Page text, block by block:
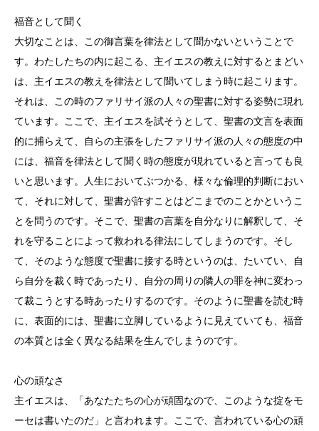
福音として聞く
大切なことは、この御言葉を律法として聞かないということで
す。わたしたちの内に起こる、主イエスの教えに対するとまどい
は、主イエスの教えを律法として聞いてしまう時に起こります。
それは、この時のファリサイ派の人々の聖書に対する姿勢に現れ
ています。ここで、主イエスを試そうとして、聖書の文言を表面
的に捕らえて、自らの主張をしたファリサイ派の人々の態度の中
には、福音を律法として聞く時の態度が現れていると言っても良
いと思います。人生においてぶつかる、様々な倫理的判断におい
て、それに対して、聖書が許すことはどこまでのことかというこ
とを問うのです。そこで、聖書の言葉を自分なりに解釈して、そ
れを守ることによって救われる律法にしてしまうのです。そし
て、そのような態度で聖書に接する時というのは、たいてい、自
ら自分を裁く時であったり、自分の周りの隣人の罪を神に変わっ
て裁こうとする時あったりするのです。そのように聖書を読む時
に、表面的には、聖書に立脚しているように見えていても、福音
の本質とは全く異なる結果を生んでしまうのです。
心の頑なさ
主イエスは、「あなたたちの心が頑固なので、このような掟をモ
ーセは書いたのだ」と言われます。ここで、言われている心の頑